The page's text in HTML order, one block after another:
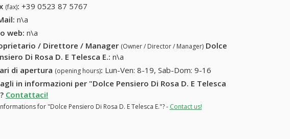
(fax): +39 0523 87 5767
n\a
web: n\a
/ Direttore / Manager (Owner / Director / Manager) Dolce
Di Rosa D. E Telesca E.: n\a
di apertura (opening hours): Lun-Ven: 8-19, Sab-Dom: 9-16
in informazioni per "Dolce Pensiero Di Rosa D. E Telesca
Contattaci!
for "Dolce Pensiero Di Rosa D. E Telesca E."? - Contact us!